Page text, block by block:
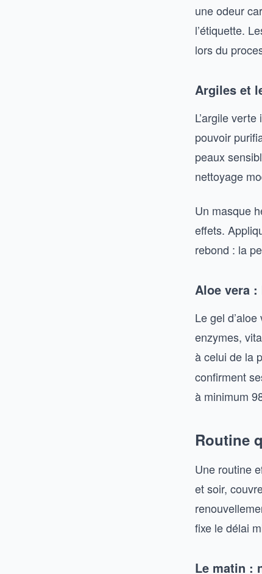
une odeur
l’étiquette.
lors du
Argiles et
L’argile
pouvoir
peaux
nettoyage
Un masque
effets.
rebond : la
Aloe vera :
Le gel
enzymes,
à celui de la
confirment
à minimum
Routine
Une routine
et soir,
fixe le délai
Le matin :